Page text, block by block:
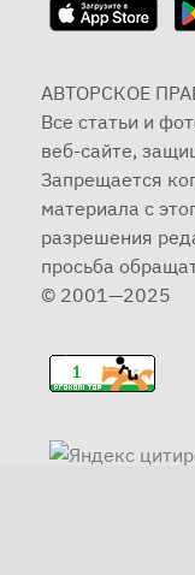
АВТОРСКОЕ
Все статьи и
веб-сайте,
Запрещается
материала с
разрешения
просьба
© 2001—2025